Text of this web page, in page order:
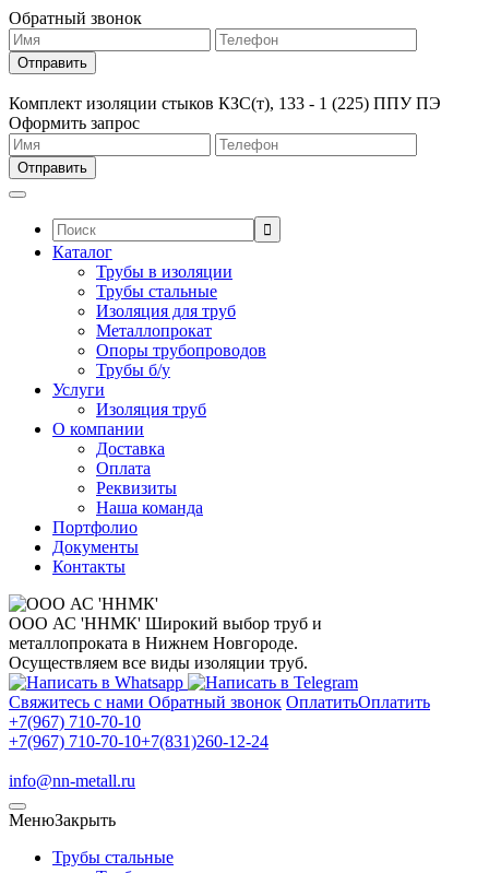
Обратный звонок
Комплект изоляции стыков КЗС(т), 133 - 1 (225) ППУ ПЭ
Оформить запрос
Поиск:
Каталог
Трубы в изоляции
Трубы стальные
Изоляция для труб
Металлопрокат
Опоры трубопроводов
Трубы б/у
Услуги
Изоляция труб
О компании
Доставка
Оплата
Реквизиты
Наша команда
Портфолио
Документы
Контакты
ООО АС 'ННМК' Широкий выбор труб и
металлопроката в Нижнем Новгороде.
Осуществляем все виды изоляции труб.
Свяжитесь с нами Обратный звонок ОплатитьОплатить
+7(967) 710-70-10
+7(967) 710-70-10+7(831)260-12-24
info@nn-metall.ru
МенюЗакрыть
Трубы стальные